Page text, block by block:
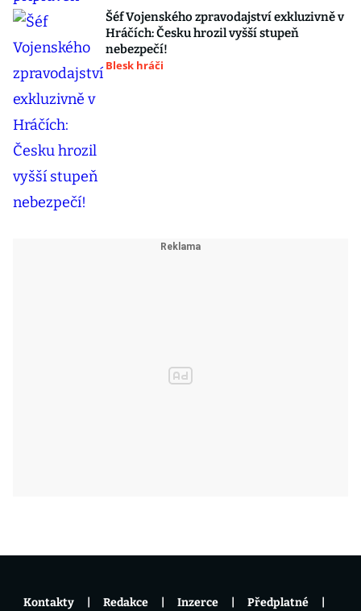
Šéf Vojenského zpravodajství exkluzivně v
Hráčích: Česku hrozil vyšší stupeň
nebezpečí!
Blesk hráči
Kontakty Redakce Inzerce Předplatné